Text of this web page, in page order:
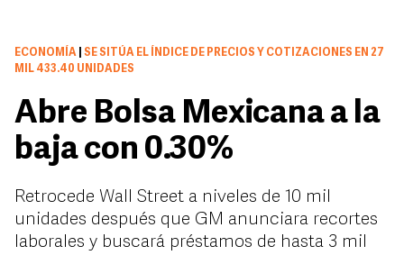
ECONOMÍA
SE SITÚA EL ÍNDICE DE PRECIOS Y COTIZACIONES EN 27
MIL 433.40 UNIDADES
Abre Bolsa Mexicana a la
baja con 0.30%
Retrocede Wall Street a niveles de 10 mil
unidades después que GM anunciara recortes
laborales y buscará préstamos de hasta 3 mil